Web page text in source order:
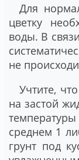
Для
цветку
воды. В
не
Учтите,
на застой
среднем 1
грунт под